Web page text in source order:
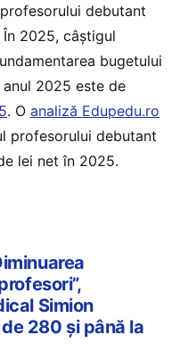
debutant
2025, câștigul
bugetului
2025 este de
. O analiză Edupedu.ro
profesorului debutant
lei net în 2025.
Simion
280 și până la